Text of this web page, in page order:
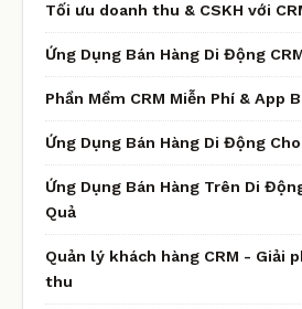
Tối ưu doanh thu & CSKH với
Ứng Dụng Bán Hàng Di Động
Phần Mềm CRM Miễn Phí & App
Ứng Dụng Bán Hàng Di Động Cho
Ứng Dụng Bán Hàng Trên Di
Quả
Quản lý khách hàng CRM - Giải
thu